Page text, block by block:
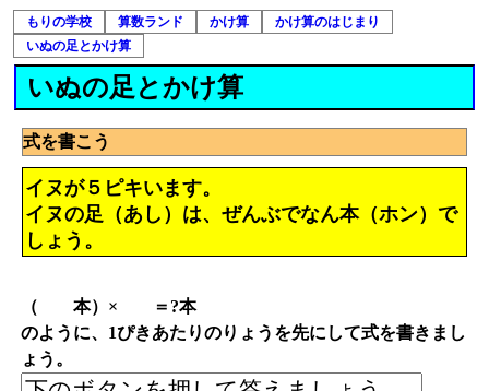
もりの学校 算数ランド かけ算
かけ算のはじまり
いぬの足とかけ算
いぬの足とかけ算
式を書こう
イヌが５ピキいます。
イヌの足（あし）は、ぜんぶでなん本（ホン）で
しょう。
（ 本）× ＝?本
のように、1ぴきあたりのりょうを先にして式を書きまし
ょう。